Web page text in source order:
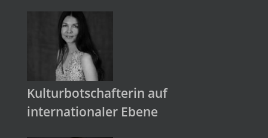
Kulturbotschafterin auf
internationaler Ebene